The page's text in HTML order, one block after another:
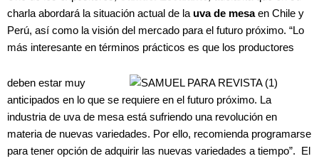
charla abordará la situación actual de la uva de mesaen Chile y
Perú, así como la visión del mercado para el futuro próximo. “Lo
más interesante en términos prácticos es que los productores
deben estar muy
anticipados en lo que se requiere en el futuro próximo. La
industria de uva de mesa está sufriendo una revolución en
materia de nuevas variedades. Por ello, recomienda programarse
para tener opción de adquirir las nuevas variedades a tiempo”. El